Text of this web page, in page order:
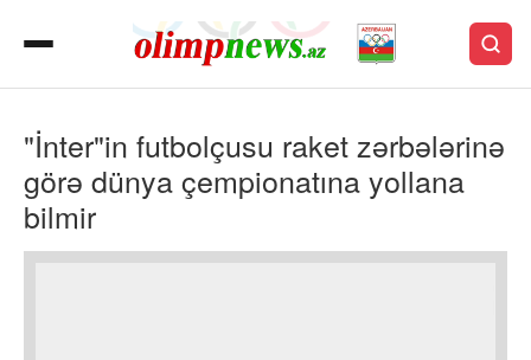
"İnter"in futbolçusu raket zərbələrinə
görə dünya çempionatına yollana
bilmir